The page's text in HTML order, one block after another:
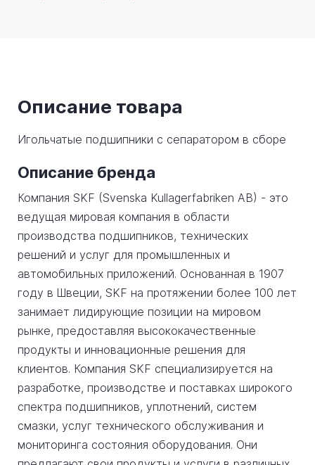
Описание товара
Игольчатые подшипники с сепаратором в сборе
Описание бренда
Компания SKF (Svenska Kullagerfabriken AB) - это
ведущая мировая компания в области
производства подшипников, технических
решений и услуг для промышленных и
автомобильных приложений. Основанная в 1907
году в Швеции, SKF на протяжении более 100 лет
занимает лидирующие позиции на мировом
рынке, предоставляя высококачественные
продукты и инновационные решения для
клиентов. Компания SKF специализируется на
разработке, производстве и поставках широкого
спектра подшипников, уплотнений, систем
смазки, услуг технического обслуживания и
мониторинга состояния оборудования. Они